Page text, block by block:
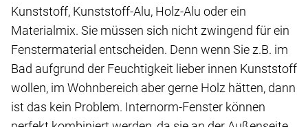
Kunststoff, Kunststoff-Alu, Holz-Alu oder ein
Materialmix. Sie müssen sich nicht zwingend für ein
Fenstermaterial entscheiden. Denn wenn Sie z.B. im
Bad aufgrund der Feuchtigkeit lieber innen Kunststoff
wollen, im Wohnbereich aber gerne Holz hätten, dann
ist das kein Problem. Internorm-Fenster können